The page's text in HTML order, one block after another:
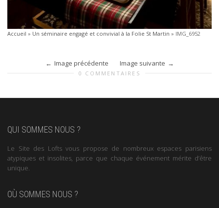
Accueil » Un séminaire engagé et convivial à la Folie St Martin » IMG_6952
Image précédente Image suivante
0 COMMENTAIRES
QUI SOMMES NOUS ?
Le Site des Lofts vous propose de nombreux espaces parisiens
atypiques et insolites, parce que chaque événement mérite d’être
unique.
OÙ SOMMES NOUS ?